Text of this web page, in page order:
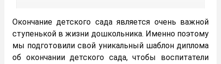
Окончание детского сада является очень важной
ступенькой в жизни дошкольника. Именно поэтому
мы подготовили свой уникальный шаблон диплома
об окончании детского сада, чтобы воспитатели